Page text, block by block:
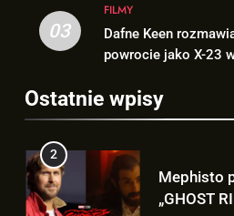
Dafne
Studios o
MCU!
FILMY
4
„X-MEN”,
„BLACK
03
FILMY
Dafne Keen
powrocie jako X-23
Ostatnie wpisy
2
Mephisto
FILMY
3
Dafne
Studios o